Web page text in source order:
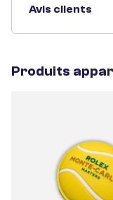
Avis clients
Produits